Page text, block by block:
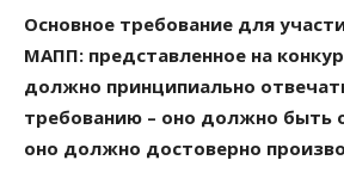
Основное требование для
МАПП: представленное на
должно принципиально
требованию – оно должно быть
оно должно достоверно